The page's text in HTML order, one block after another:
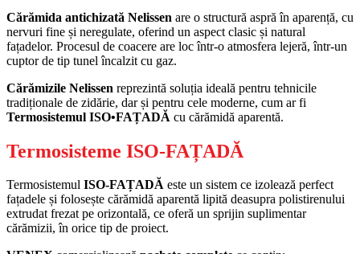
Cărămida antichizată Nelissen are o structură aspră în aparență, cu
nervuri fine și neregulate, oferind un aspect clasic și natural
fațadelor. Procesul de coacere are loc într-o atmosfera lejeră, într-un
cuptor de tip tunel încalzit cu gaz.
Cărămizile Nelissen reprezintă soluția ideală pentru tehnicile
tradiționale de zidărie, dar și pentru cele moderne, cum ar fi
Termosistemul ISO•FAȚADĂ cu cărămidă aparentă.
Termosisteme ISO-FAȚADĂ
Termosistemul ISO-FAȚADĂ este un sistem ce izolează perfect
fațadele și folosește cărămidă aparentă lipită deasupra polistirenului
extrudat frezat pe orizontală, ce oferă un sprijin suplimentar
cărămizii, în orice tip de proiect.